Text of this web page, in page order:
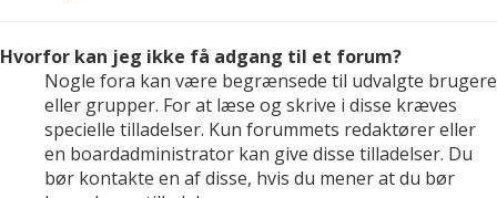
Hvorfor kan jeg ikke få adgang til et forum?
Nogle fora kan være begrænsede til udvalgte brugere
eller grupper. For at læse og skrive i disse kræves
specielle tilladelser. Kun forummets redaktører eller
en boardadministrator kan give disse tilladelser. Du
bør kontakte en af disse, hvis du mener at du bør